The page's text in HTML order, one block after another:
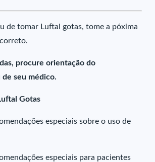
de tomar Luftal gotas, tome a póxima
procure orientação do
seu médico.
Gotas
especiais sobre o uso de
especiais para pacientes